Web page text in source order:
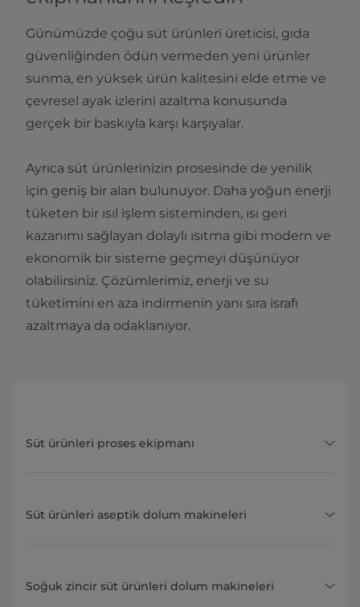
Günümüzde çoğu süt ürünleri üreticisi, gıda
güvenliğinden ödün vermeden yeni ürünler
sunma, en yüksek ürün kalitesini elde etme ve
çevresel ayak izlerini azaltma konusunda
gerçek bir baskıyla karşı karşıyalar.
Ayrıca süt ürünlerinizin prosesinde de yenilik
için geniş bir alan bulunuyor. Daha yoğun enerji
tüketen bir ısıl işlem sisteminden, ısı geri
kazanımı sağlayan dolaylı ısıtma gibi modern ve
ekonomik bir sisteme geçmeyi düşünüyor
olabilirsiniz. Çözümlerimiz, enerji ve su
tüketimini en aza indirmenin yanı sıra israfı
azaltmaya da odaklanıyor.
Süt ürünleri proses ekipmanı
Süt ürünleri aseptik dolum makineleri
Soğuk zincir süt ürünleri dolum makineleri